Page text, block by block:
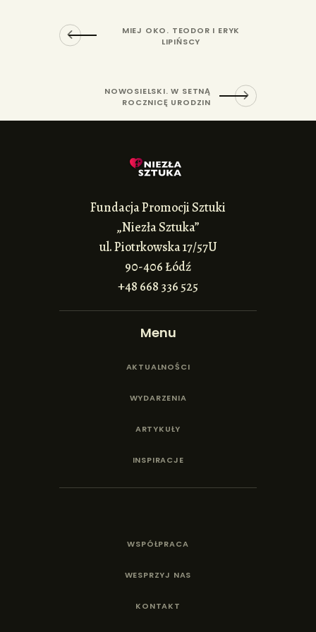
MIEJ OKO. TEODOR I ERYK
LIPIŃSCY
NOWOSIELSKI. W SETNĄ
ROCZNICĘ URODZIN
Fundacja Promocji Sztuki
„Niezła Sztuka”
ul. Piotrkowska 17/57U
90-406 Łódź
+48 668 336 525
Menu
AKTUALNOŚCI
WYDARZENIA
ARTYKUŁY
INSPIRACJE
WSPÓŁPRACA
WESPRZYJ NAS
KONTAKT